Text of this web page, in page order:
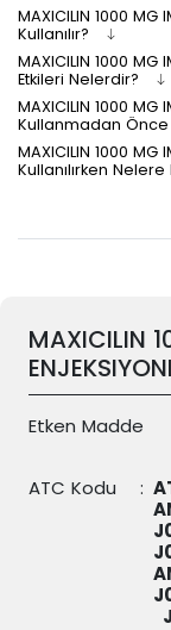
MAXICILIN 1000 MG
Kullanılır?
MAXICILIN 1000 MG
Etkileri Nelerdir?
MAXICILIN 1000 MG
Kullanmadan Önce
MAXICILIN 1000 MG
Kullanılırken
MAXICILIN
Etken Madde
ATC Kodu :